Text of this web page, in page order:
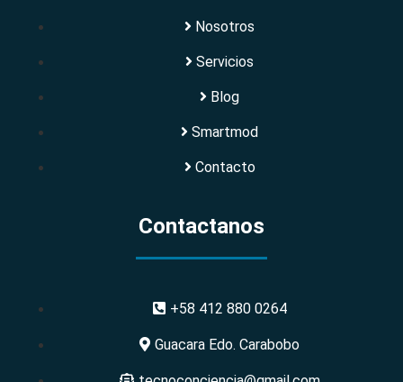
Nosotros
Servicios
Blog
Smartmod
Contacto
Contactanos
+58 412 880 0264
Guacara Edo. Carabobo